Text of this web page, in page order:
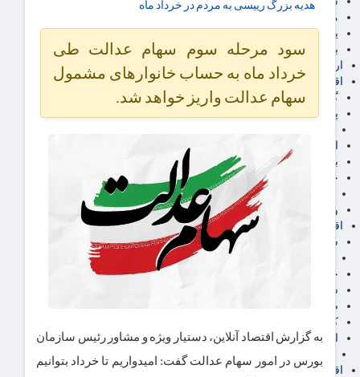
مالیات
یارانه و معیشت مردم
برق، آب و انرژی
ارز دیجیتال
اقتصاد اجتماعی
گردشگری
پزشکی، سلامت و زیبایی
بازنشستگان
حقوق و قضایی
ورزشی
اقتصاد شهری و روستایی
شهر و مسکن و عمران
حمل و نقل
شهرک های صنعتی
صنایع غذایی
کشاورزی و دامداری
اخبار استان ها
اقتصاد بین الملل
هدیه بزرگ رییسی به مردم در خرداد ماه
سود مرحله سوم سهام عدالت طی
خرداد ماه به حساب خانوارهای مشمول
سهام عدالت واریز خواهد شد.
به گزارش اقتصاد آنلاین، دستیار ویژه و مشاور رئیس سازمان
بورس در امور سهام عدالت گفت: امیدواریم تا خرداد بتوانیم